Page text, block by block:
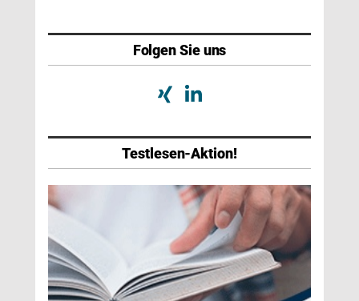
Folgen Sie uns
Testlesen-Aktion!